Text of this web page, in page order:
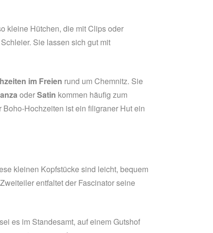
kleine Hütchen, die mit Clips oder
Sie lassen sich gut mit
im Freien rund um Chemnitz. Sie
oderSatin kommen häufig zum
Hochzeiten ist ein filigraner Hut ein
kleinen Kopfstücke sind leicht, bequem
entfaltet der Fascinator seine
es im Standesamt, auf einem Gutshof